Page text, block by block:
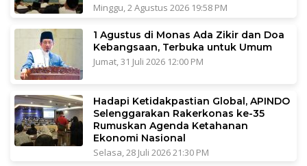
Minggu, 2 Agustus 2026 19:58 PM
1 Agustus di Monas Ada Zikir dan Doa
Kebangsaan, Terbuka untuk Umum
Jumat, 31 Juli 2026 12:00 PM
Hadapi Ketidakpastian Global, APINDO
Selenggarakan Rakerkonas ke-35
Rumuskan Agenda Ketahanan
Ekonomi Nasional
Selasa, 28 Juli 2026 21:30 PM